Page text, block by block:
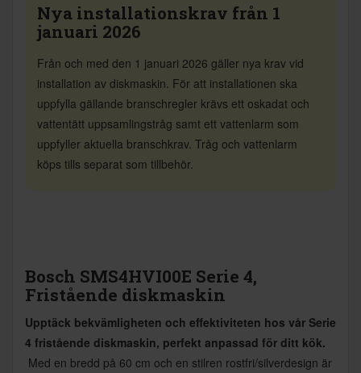
Nya installationskrav från 1
januari 2026
Från och med den 1 januari 2026 gäller nya krav vid
installation av diskmaskin. För att installationen ska
uppfylla gällande branschregler krävs ett oskadat och
vattentätt uppsamlingstråg samt ett vattenlarm som
uppfyller aktuella branschkrav. Tråg och vattenlarm
köps tills separat som tillbehör.
Bosch SMS4HVI00E Serie 4,
Fristående diskmaskin
Upptäck bekvämligheten och effektiviteten hos vår Serie
4 fristående diskmaskin, perfekt anpassad för ditt kök.
Med en bredd på 60 cm och en stilren rostfri/silverdesign är